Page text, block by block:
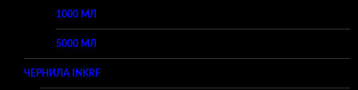
1000 МЛ
5000 МЛ
ЧЕРНИЛА INKRF